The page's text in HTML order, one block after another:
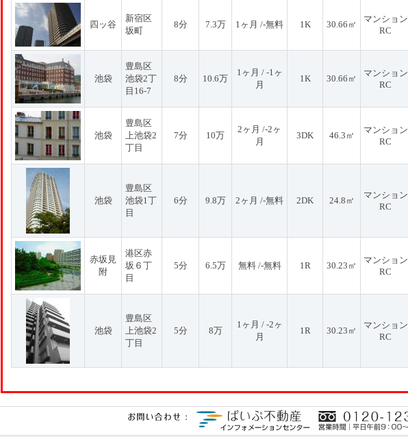
四ッ谷
新宿区
坂町
8分 7.3万 1ヶ月 /-無料 1K 30.66㎡
マンション
RC
池袋
豊島区
池袋2丁
目16-7
8分 10.6万
1ヶ月 / -1ヶ
月
1K 30.66㎡
マンション
RC
池袋
豊島区
上池袋2
丁目
7分 10万
2ヶ月 /-2ヶ
月
3DK 46.3㎡
マンション
RC
池袋
豊島区
池袋1丁
目
6分 9.8万 2ヶ月 /-無料 2DK 24.8㎡
マンション
RC
赤坂見
附
港区赤
坂６丁
目
5分 6.5万 無料 /-無料 1R 30.23㎡
マンション
RC
池袋
豊島区
上池袋2
丁目
5分 8万
1ヶ月 / -2ヶ
月
1R 30.23㎡
マンション
RC